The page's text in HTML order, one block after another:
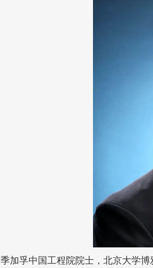
季加孚中国工程院院士，北京大学